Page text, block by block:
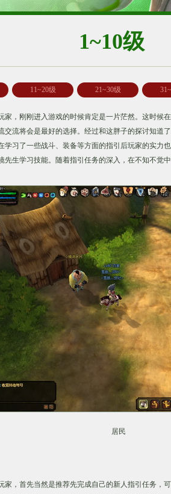
1~10级
11~20级 21~30级
家，刚刚进入游戏的时候肯定是一片茫然。这时候
交流将会是最好的选择。经过和这胖子的探讨知道
学习了一些战斗、装备等方面的指引后玩家的实力
先生学习技能。随着指引任务的深入，在不知不觉
居民
家，首先当然是推荐先完成自己的新人指引任务，